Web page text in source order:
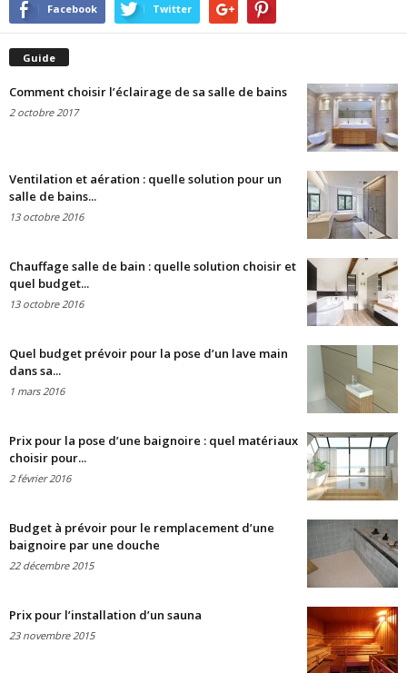
Facebook Twitter
Guide
Comment choisir l’éclairage de sa salle de bains
2 octobre 2017
Ventilation et aération : quelle solution pour un
salle de bains...
13 octobre 2016
Chauffage salle de bain : quelle solution choisir et
quel budget...
13 octobre 2016
Quel budget prévoir pour la pose d’un lave main
dans sa...
1 mars 2016
Prix pour la pose d’une baignoire : quel matériaux
choisir pour...
2 février 2016
Budget à prévoir pour le remplacement d’une
baignoire par une douche
22 décembre 2015
Prix pour l’installation d’un sauna
23 novembre 2015